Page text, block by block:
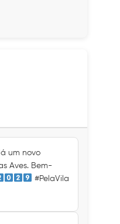
um novo
Aves. Bem-
#PelaVila